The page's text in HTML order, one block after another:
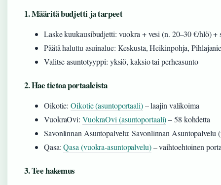
1. Määritä budjetti ja tarpeet
Laske kuukausibudjetti: vuokra + vesi (n. 20–30 €/hlö)
Päätä haluttu asuinalue: Keskusta, Heikinpohja,
Valitse asuntotyyppi: yksiö, kaksio tai perheasunto
2. Hae tietoa portaaleista
Oikotie:Oikotie (asuntoportaali)– laajin valikoima
VuokraOvi: VuokraOvi (asuntoportaali)– 58 kohdetta
Savonlinnan Asuntopalvelu: Savonlinnan Asuntopalvelu
Qasa:Qasa (vuokra-asuntopalvelu)– vaihtoehtoinen
3. Tee hakemus